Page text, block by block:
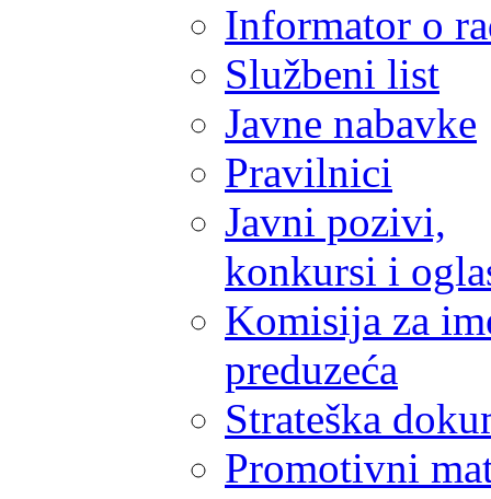
Informator o
Službeni list
Javne nabavke
Pravilnici
Javni pozivi,
konkursi i
Komisija za
preduzeća
Strateška
Promotivni